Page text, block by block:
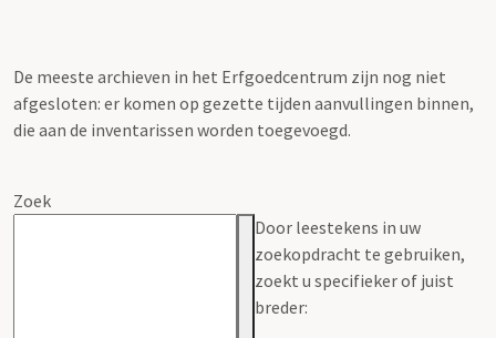
De meeste archieven in het Erfgoedcentrum zijn nog niet
afgesloten: er komen op gezette tijden aanvullingen binnen,
die aan de inventarissen worden toegevoegd.
Zoek
Door leestekens in uw
zoekopdracht te gebruiken,
zoekt u specifieker of juist
breder: